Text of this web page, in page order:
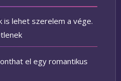
is lehet szerelem a vége.
el egy romantikus